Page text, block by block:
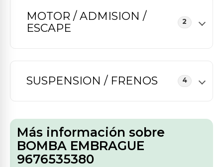
MOTOR / ADMISION /
ESCAPE
2
SUSPENSION / FRENOS 4
Más información sobre
BOMBA EMBRAGUE
9676535380